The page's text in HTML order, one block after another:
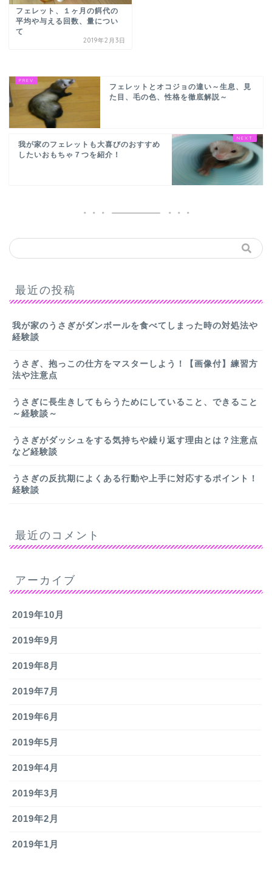
フェレット、１ヶ月の餌代の
平均や与える回数、量につい
て
2019年2月3日
フェレットとオコジョの違い～生息、見
た目、毛の色、性格を徹底解説～
我が家のフェレットも大喜びのおすすめ
したいおもちゃ７つを紹介！
最近の投稿
我が家のうさぎがダンボールを食べてしまった時の対処法や
経験談
うさぎ、抱っこの仕方をマスターしよう！【画像付】練習方
法や注意点
うさぎに長生きしてもらうためにしていること、できること
～経験談～
うさぎがダッシュをする気持ちや繰り返す理由とは？注意点
など経験談
うさぎの反抗期によくある行動や上手に対応するポイント！
経験談
最近のコメント
アーカイブ
2019年10月
2019年9月
2019年8月
2019年7月
2019年6月
2019年5月
2019年4月
2019年3月
2019年2月
2019年1月